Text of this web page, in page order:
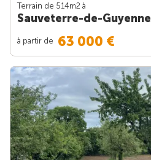
Terrain de 514m2 à
Sauveterre-de-Guyenne
à partir de 63 000 €